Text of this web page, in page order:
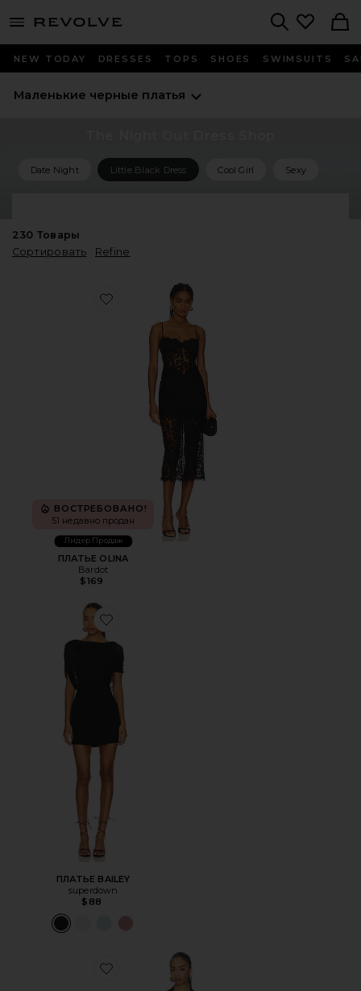
menu - shows more content
NEW TODAY DRESSES TOPS SHOES SWIMSUITS
Маленькие черные платья
Date Night Little Black Dress Cool Girl Sexy
230 Товары
Сортировать
Refine
Favorite ПЛАТЬЕ OLINA
ВОСТРЕБОВАНО!
51 недавно продан
Лидер Продаж
ПЛАТЬЕ OLINA
Bardot
$169
Favorite ПЛАТЬЕ BAILEY
ПЛАТЬЕ BAILEY
superdown
$88
Favorite ПЛАТЬЕ STARS